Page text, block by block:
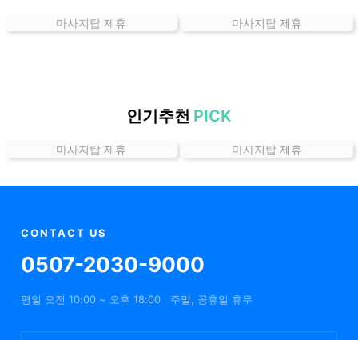
가
정
샵
마사지탑 제휴 마사지탑 제휴
인기추천 PICK
마사지탑 제휴 마사지탑 제휴
CONTACT US
0507-2030-9000
평일 오전 10:00 ~ 오후 18:00 주말, 공휴일 휴무